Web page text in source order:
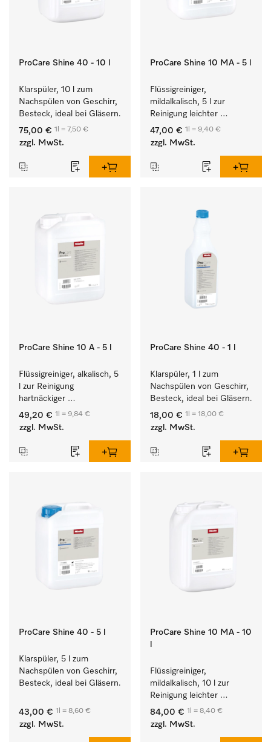
ProCare Shine 40 - 10 l
Klarspüler, 10 l zum
Nachspülen von Geschirr,
Besteck, ideal bei Gläsern.
75,00 € 1l = 7,50 €
zzgl. MwSt.
ProCare Shine 10 MA - 5 l
Flüssigreiniger,
mildalkalisch, 5 l zur
Reinigung leichter
Anschmutzungen von
Geschirr, Besteck und
47,00 € 1l = 9,40 €
zzgl. MwSt.
ProCare Shine 10 A - 5 l
Flüssigreiniger, alkalisch, 5
l zur Reinigung
hartnäckiger
Anschmutzungen von
Geschirr, Besteck und
49,20 € 1l = 9,84 €
zzgl. MwSt.
ProCare Shine 40 - 1 l
Klarspüler, 1 l zum
Nachspülen von Geschirr,
Besteck, ideal bei Gläsern.
18,00 € 1l = 18,00 €
zzgl. MwSt.
ProCare Shine 40 - 5 l
Klarspüler, 5 l zum
Nachspülen von Geschirr,
Besteck, ideal bei Gläsern.
43,00 € 1l = 8,60 €
zzgl. MwSt.
ProCare Shine 10 MA - 10
Flüssigreiniger,
mildalkalisch, 10 l zur
Reinigung leichter
Anschmutzungen von
Geschirr, Besteck und
84,00 € 1l = 8,40 €
zzgl. MwSt.